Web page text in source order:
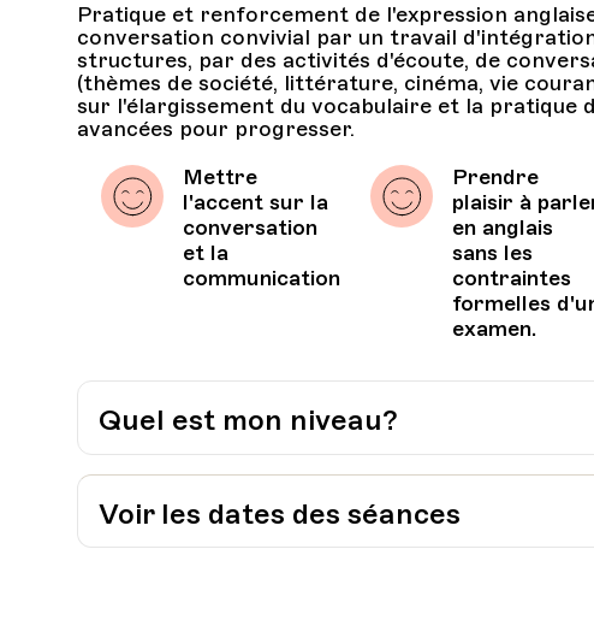
Pratique et renforcement de l'expression
conversation convivial par un travail
structures, par des activités d'écoute, de
(thèmes de société, littérature, cinéma, vie
sur l'élargissement du vocabulaire et la pratique
avancées pour progresser.
Mettre
l'accent sur la
conversation
et la
communication
Prendre
plaisir à
en anglais
sans les
contraintes
formelles
examen.
Quel est mon niveau?
Grille pour l’auto-évaluation du CECR
Voir les dates des séances